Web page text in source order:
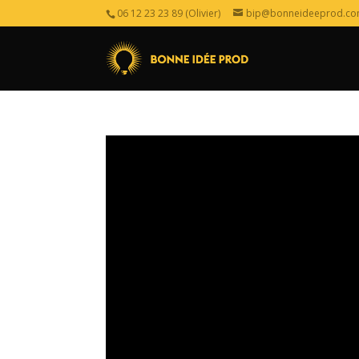
06 12 23 23 89 (Olivier)